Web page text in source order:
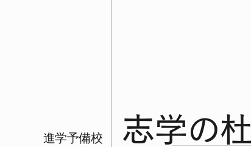
進学予備校 志学の杜